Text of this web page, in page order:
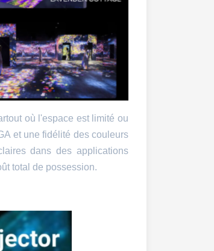
où l'espace est limité ou
et une fidélité des couleurs
dans des applications
total de possession.